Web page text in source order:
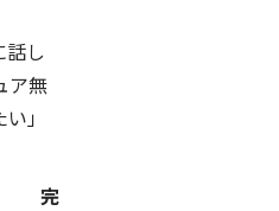
し
ア無
」
完